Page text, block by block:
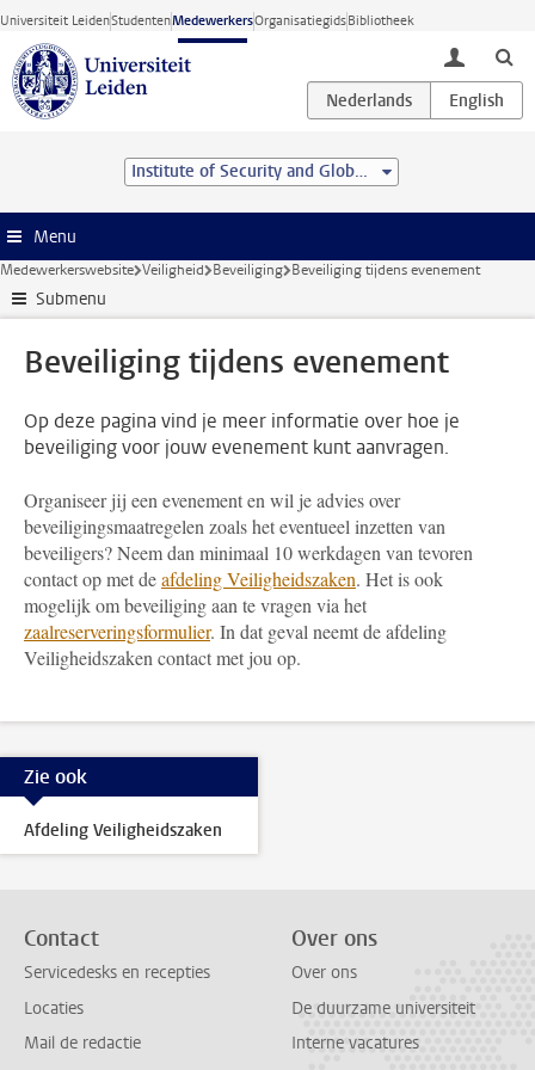
Ga direct naar de inhoud
Universiteit LeidenStudentenMedewerkersOrganisatiegidsBibliotheek
toggle
Institute of Security and Global Affairs
Menu
Medewerkerswebsite Veiligheid Beveiliging Beveiliging tijdens evenement
Submenu
Beveiliging tijdens evenement
Op deze pagina vind je meer informatie over hoe je
beveiliging voor jouw evenement kunt aanvragen.
Organiseer jij een evenement en wil je advies over
beveiligingsmaatregelen zoals het eventueel inzetten van
beveiligers? Neem dan minimaal 10 werkdagen van tevoren
contact op met deafdeling Veiligheidszaken. Het is ook
mogelijk om beveiliging aan te vragen via het
zaalreserveringsformulier. In dat geval neemt de afdeling
Veiligheidszaken contact met jou op.
Zie ook
Afdeling Veiligheidszaken
Contact
Servicedesks en recepties
Locaties
Mail de redactie
Over ons
Over ons
De duurzame universiteit
Interne vacatures